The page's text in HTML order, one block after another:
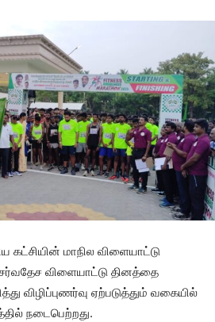
கட்சியின் மாநில விளையாட்டு
விளையாட்டு தினத்தை
விழிப்புணர்வு ஏற்படுத்தும் வகையில்
நடைபெற்றது.